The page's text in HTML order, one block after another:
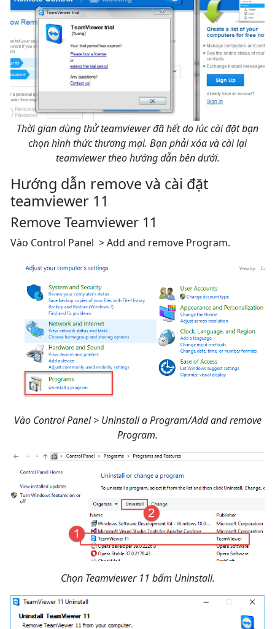
Thời gian dùng thử teamviewer đã hết do lúc cài đặt bạn
chọn hình thức thương mại. Bạn phải xóa và cài lại
teamviewer theo hướng dẫn bên dưới.
Hướng dẫn remove và cài đặt
teamviewer 11
Remove Teamviewer 11
Vào Control Panel > Add and remove Program.
Vào Control Panel > Uninstall a Program/Add and remove
Program.
Chọn Teamviewer 11 bấm Uninstall.